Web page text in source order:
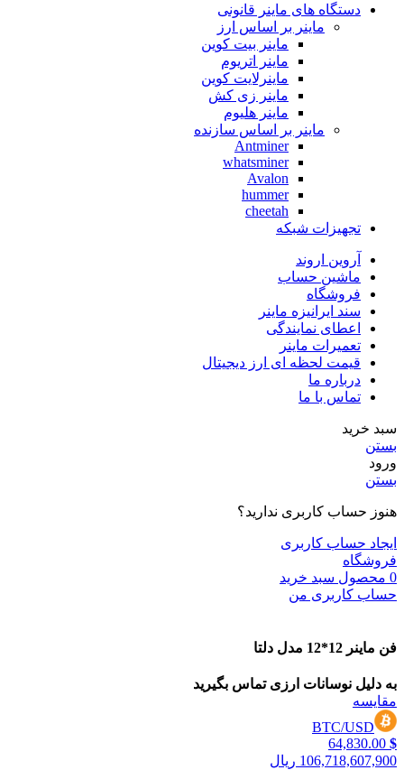
دستگاه های ماینر قانونی
ماینر بر اساس ارز
ماینر بیت کوین
ماینر اتریوم
ماینرلایت کوین
ماینر زی کش
ماینر هلیوم
ماینر بر اساس سازنده
Antminer
whatsminer
Avalon
hummer
cheetah
تجهیزات شبکه
آروین اروند
ماشین حساب
فروشگاه
سند ایرانیزه ماینر
اعطای نمایندگی
تعمیرات ماینر
قیمت لحظه ای ارز دیجیتال
درباره ما
تماس با ما
سبد خرید
بستن
ورود
بستن
هنوز حساب کاربری ندارید؟
ایجاد حساب کاربری
فروشگاه
0 محصول سبد خرید
حساب کاربری من
فن ماینر 12*12 مدل دلتا
به دلیل نوسانات ارزی تماس بگیرید
مقایسه
BTC/USD
$
64,830.00
106,718,607,900 ریال